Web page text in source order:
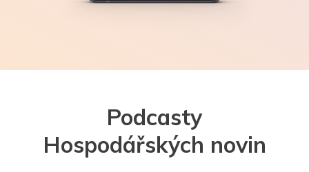
Podcasty
Hospodářských novin